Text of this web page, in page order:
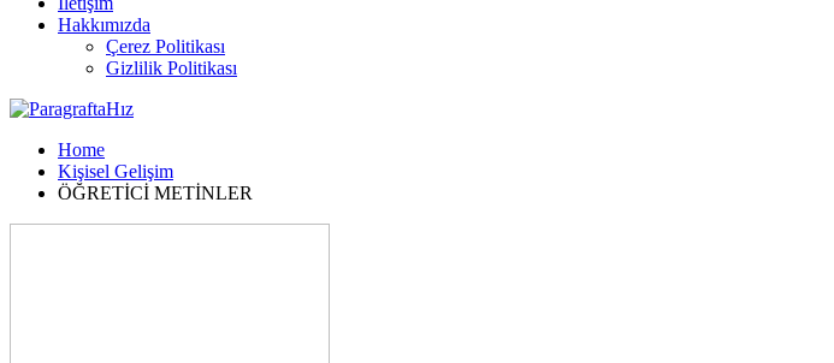
Hakkımızda
Çerez Politikası
Gizlilik Politikası
Home
Kişisel Gelişim
ÖĞRETİCİ METİNLER